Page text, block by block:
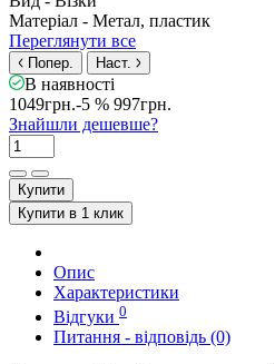
Матеріал - Метал, пластик
Переглянути все
Попер. Наст.
В наявності
1049грн.-5 % 997грн.
Знайшли дешевше?
Купити
Купити в 1 клик
Опис
Характеристики
Відгуки 0
Питання - відповідь (0)